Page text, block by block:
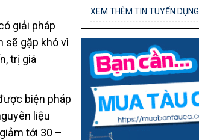
giải pháp
sẽ gặp khó vì
trị giá
biện pháp
liệu
tới 30 –
XEM THÊM TIN TUYỂN DỤNG